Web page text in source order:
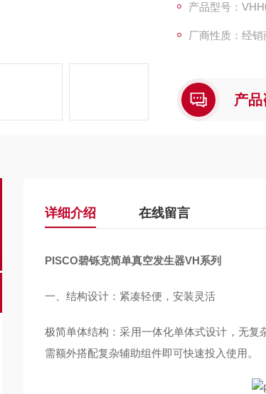
产品型号：
厂商性质：经销
产品
详细介绍 在线留言
PISCO碧铄克简单真空发生器VH系列
一、结构设计：紧凑轻便，安装灵活
极简单体结构：采用一体化单体式设计，无
需额外搭配复杂辅助组件即可快速投入使用。